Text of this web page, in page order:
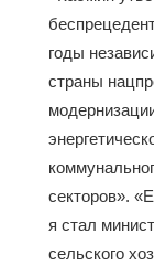
годы
страны
секторов».
я стал
сельского